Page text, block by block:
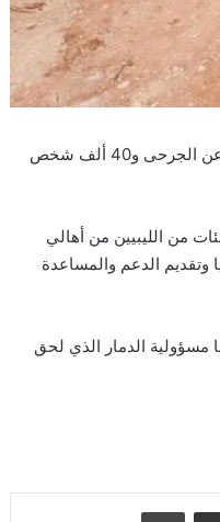
خلفت الكارثة 11300 قتيل و10000 مفقود حتى الآن طبقا لتقارير صادرة عن الهلال الأحمر الليبي، ناهيك عن الجرحى و40 ألف شخص
من الليبيين من أهالي
وتقديم الدعم والمساعدة
مسؤولية الدمار الذي لحق
مشاركة عبر البريد طباعة